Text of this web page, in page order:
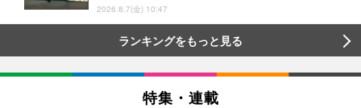
2026.8.7(金) 10:47
ランキングをもっと見る
特集・連載